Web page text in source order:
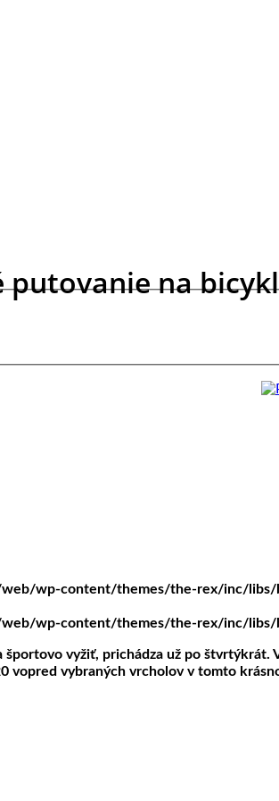
putovanie na
wp-content/themes/the-rex/inc/libs/
wp-content/themes/the-rex/inc/libs/
vyžiť, prichádza už po štvrtýkrát.
vybraných vrcholov v tomto